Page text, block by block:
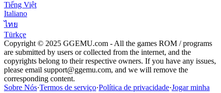
Tiếng Việt
Italiano
ไทย
Türkçe
Copyright © 2025 GGEMU.com - All the games ROM / programs
are submitted by users or collected from the internet, and the
copyrights belong to their respective owners. If you have any issues,
please email support@ggemu.com, and we will remove the
corresponding content.
Sobre Nós·Termos de serviço·Política de privacidade·Jogar minha